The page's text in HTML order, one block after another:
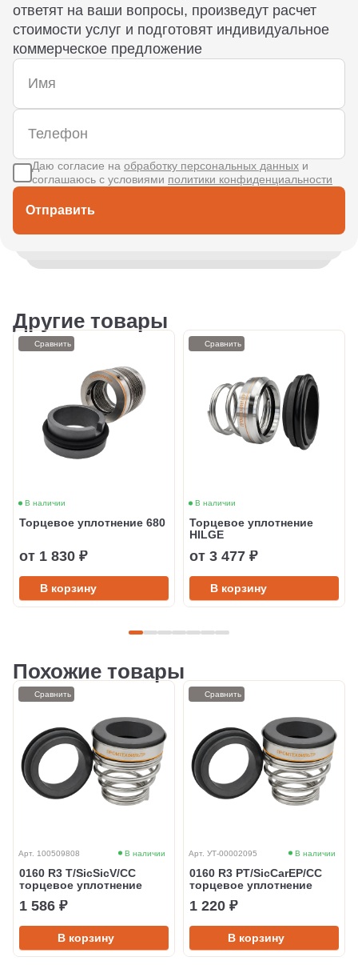
ответят на ваши вопросы, произведут расчет
стоимости услуг и подготовят индивидуальное
коммерческое предложение
Отправить
Даю согласие на обработку персональных данных и
соглашаюсь с условиями политики конфиденциальности
Другие товары
В наличии
Торцевое уплотнение 680
от 1 830 ₽
В корзину
Сравнить
В наличии
Торцевое уплотнение
HILGE
от 3 477 ₽
В корзину
Сравнить
Похожие товары
Арт. 100509808 В наличии
0160 R3 T/SicSicV/CC
торцевое уплотнение
1 586 ₽
В корзину
Сравнить
Арт. УТ-00002095 В наличии
0160 R3 PT/SicCarEP/CC
торцевое уплотнение
1 220 ₽
В корзину
Сравнить